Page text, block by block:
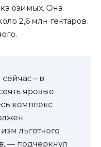
озимых. Она
2,6 млн гектаров.
– в
яровые
комплекс
льготного
— подчеркнул